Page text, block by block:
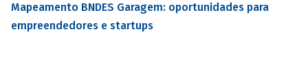
Mapeamento BNDES Garagem: oportunidades para
empreendedores e startups